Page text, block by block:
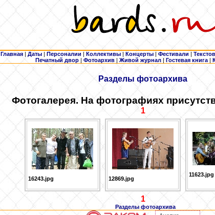
Главная | Даты | Персоналии | Коллективы | Концерты | Фестивали |
Печатный двор | Фотоархив | Живой журнал |Гостевая книга |
Разделы фотоархива
Фотогалерея. На фотографиях
1
16243.jpg 12869.jpg
11623.jpg
1
Разделы фотоархива